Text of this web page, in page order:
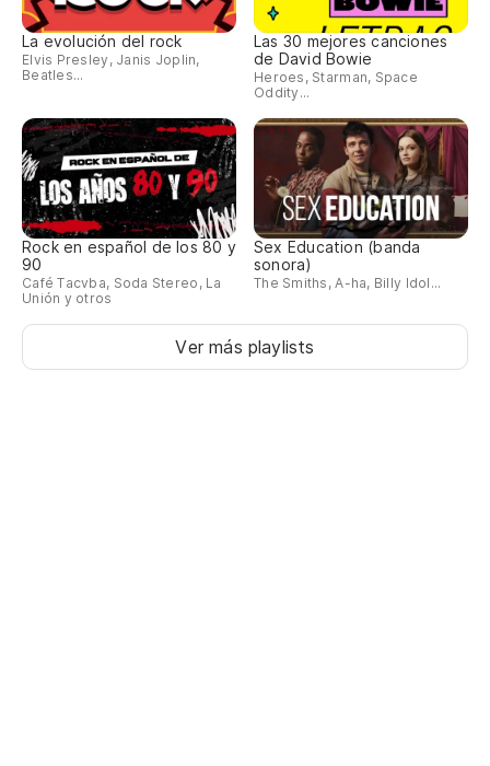
La evolución del rock
Elvis Presley, Janis Joplin,
Beatles...
Las 30 mejores canciones
de David Bowie
Heroes, Starman, Space
Oddity...
Rock en español de los 80 y
90
Café Tacvba, Soda Stereo, La
Unión y otros
Sex Education (banda
sonora)
The Smiths, A-ha, Billy Idol...
Ver más playlists